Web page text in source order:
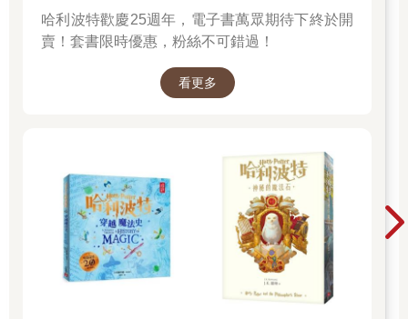
片檔案裡的各種面孔、舊故事、新故事、歷史、田野、森林攀
爬、柏青哥店和松樹。
沿著這條路一直走，在前方有家店，看起來像是間「喫茶」
（kissa）、一間老咖啡館。那是我在這世上最鐘愛的場所——喫
板桌子，低矮的座位，它們稱做「沙發座」（我真是愛這個名稱
——沙發座。）喫茶店裡往往瀰漫著煙霧，是一種老式的社區居
民交流中心。一旦你找到一個這樣的喫茶店，在裡面坐上一個小
時，沒有意外，你會對這整個村鎮有更多的認識。但眼前這間
店，帆布遮篷被風雨撕爛，看起來簡直像個廢墟。這麼說好了，
它就像被謀殺後扔進溝渠，然後再一次拖出來檢查，認為一文不
值，又被丟回去那般的破爛。然而今天天氣炎熱，我又很渴，而
它的招牌正對著我說：「HOWDY！」（你好！）
走進店裡，老闆娘正埋首在報紙中，手裡夾著一根點燃的香煙，
哈利波特歡慶25週年，電子書萬眾期待下終於開
賣！套書限時優惠，粉絲不可錯過！
看更多